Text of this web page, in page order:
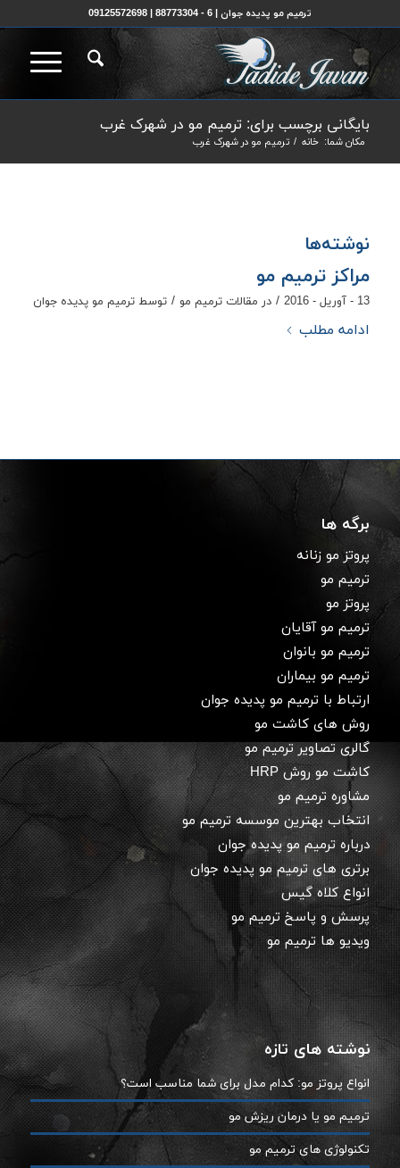
ترمیم مو پدیده جوان | 6 - 88773304 | 09125572698
بایگانی برچسب برای: ترمیم مو در شهرک غرب
مکان شما: خانه / ترمیم مو در شهرک غرب
نوشته‌ها
مراکز ترمیم مو
13 - آوریل - 2016 / در مقالات ترمیم مو / توسط ترمیم مو پدیده جوان
ادامه مطلب
برگه ها
پروتز مو زنانه
ترمیم مو
پروتز مو
ترمیم مو آقایان
ترمیم مو بانوان
ترمیم مو بیماران
ارتباط با ترمیم مو پدیده جوان
روش های کاشت مو
گالری تصاویر ترمیم مو
کاشت مو روش HRP
مشاوره ترمیم مو
انتخاب بهترین موسسه ترمیم مو
درباره ترمیم مو پدیده جوان
برتری های ترمیم مو پدیده جوان
انواع کلاه گیس
پرسش و پاسخ ترمیم مو
ویدیو ها ترمیم مو
نوشته های تازه
انواع پروتز مو: کدام مدل برای شما مناسب است؟
ترمیم مو یا درمان ریزش مو
تکنولوژی های ترمیم مو